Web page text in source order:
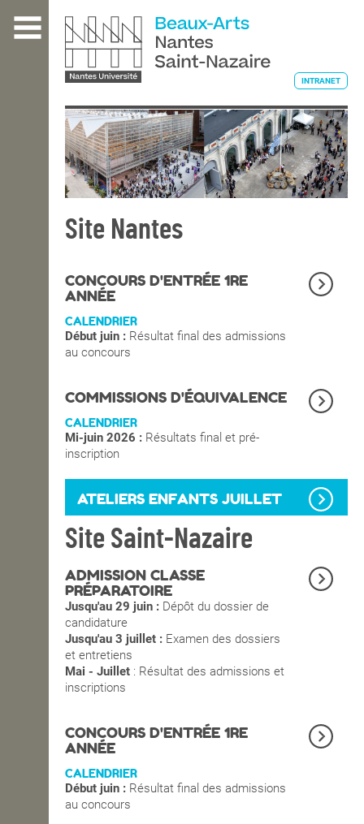
contenu
L'ÉCOLE
ENSEIGNEMENT
INTERNATIONAL
COURS PUBLICS
OPEN SCHOOL
CONTACTS
INTRANET
Site Nantes
CONCOURS D'ENTRÉE 1RE
ANNÉE
CALENDRIER
Début juin : Résultat final des admissions
au concours
COMMISSIONS D'ÉQUIVALENCE
CALENDRIER
Mi-juin 2026 : Résultats final et pré-
inscription
ATELIERS ENFANTS JUILLET
Site Saint-Nazaire
ADMISSION CLASSE
PRÉPARATOIRE
Jusqu'au 29 juin : Dépôt du dossier de
candidature
Jusqu'au 3 juillet : Examen des dossiers
et entretiens
Mai - Juillet : Résultat des admissions et
inscriptions
CONCOURS D'ENTRÉE 1RE
ANNÉE
CALENDRIER
Début juin : Résultat final des admissions
au concours